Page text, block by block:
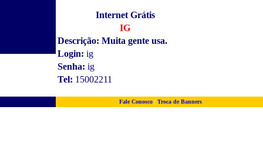
Internet Grátis
IG
Descrição: Muita gente usa.
Login: ig
Senha: ig
Tel: 15002211
Fale Conosco| Troca de Banners